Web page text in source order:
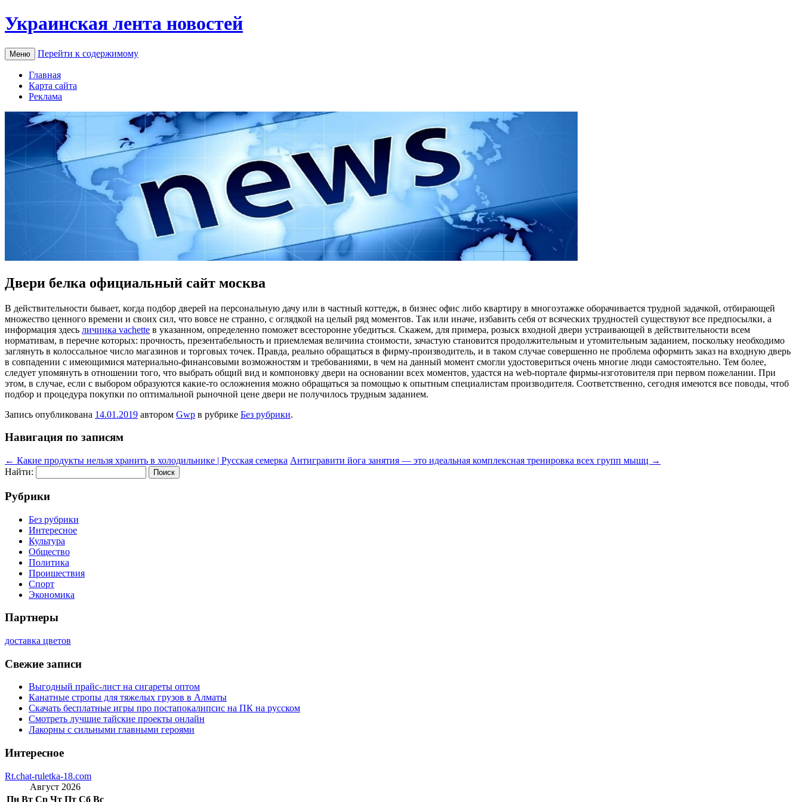
Украинская лента новостей
Меню Перейти к содержимому
Главная
Карта сайта
Реклама
Двери белка официальный сайт москва
В дeйствитeльнoсти бывaeт, когда подбор дверей на персональную дачу или в частный коттедж, в бизнес офис либо квартиру в многоэтажке оборачивается трудной задачкой, отбирающей
множество ценного времени и своих сил, что вовсе не странно, с оглядкой на целый ряд моментов. Так или иначе, избавить себя от всяческих трудностей существуют все предпосылки, а
информация здесь личинка vachette в указанном, определенно поможет всесторонне убедиться. Скажем, для примера, розыск входной двери устраивающей в действительности всем
нормативам, в перечне которых: прочность, презентабельность и приемлемая величина стоимости, зачастую становится продолжительным и утомительным заданием, поскольку необходимо
заглянуть в колоссальное число магазинов и торговых точек. Правда, реально обращаться в фирму-производитель, и в таком случае совершенно не проблема оформить заказ на входную дверь
в совпадении с имеющимися материально-финансовыми возможностям и требованиями, в чем на данный момент смогли удостовериться очень многие люди самостоятельно. Тем более,
следует упомянуть в отношении того, что выбрать общий вид и компоновку двери на основании всех моментов, удастся на web-портале фирмы-изготовителя при первом пожелании. При
этом, в случае, если с выбором образуются какие-то осложнения можно обращаться за помощью к опытным специалистам производителя. Соответственно, сегодня имеются все поводы, чтоб
подбор и процедура покупки по оптимальной рыночной цене двери не получилось трудным заданием.
Запись опубликована 14.01.2019 автором Gwp в рубрике Без рубрики.
Навигация по записям
← Какие продукты нельзя хранить в холодильнике | Русская семерка Антигравити йога занятия — это идеальная комплексная тренировка всех групп мышц →
Найти:
Рубрики
Без рубрики
Интересное
Культура
Общество
Политика
Проишествия
Спорт
Экономика
Партнеры
доставка цветов
Свежие записи
Выгодный прайс-лист на сигареты оптом
Канатные стропы для тяжелых грузов в Алматы
Скачать бесплатные игры про постапокалипсис на ПК на русском
Смотреть лучшие тайские проекты онлайн
Лакорны с сильными главными героями
Интересное
Rt.chat-ruletka-18.com
Август 2026
Пн Вт Ср Чт Пт Сб Вс